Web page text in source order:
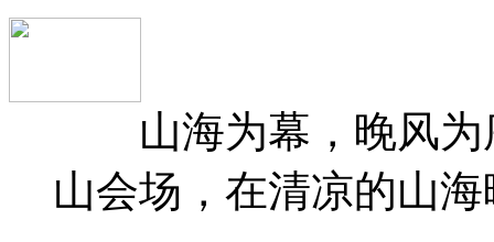
山海为幕，晚风为
山会场，在清凉的山